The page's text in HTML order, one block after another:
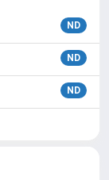
ND
ND
ND